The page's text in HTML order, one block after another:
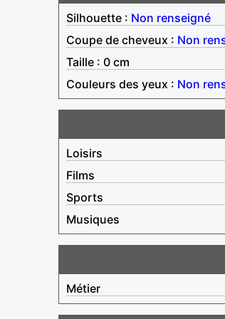
Silhouette : Non renseigné
Coupe de cheveux : Non
Taille : 0 cm
Couleurs des yeux : Non
Loisirs
Films
Sports
Musiques
Métier